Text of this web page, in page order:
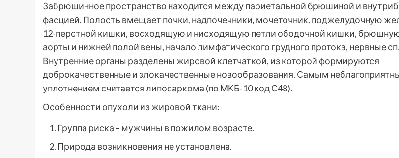
Забрюшинное пространство находится между париетальной брюшиной и
фасцией. Полость вмещает почки, надпочечники, мочеточник, поджелудочную
12-перстной кишки, восходящую и нисходящую петли ободочной кишки,
аорты и нижней полой вены, начало лимфатического грудного протока, нервные
Внутренние органы разделены жировой клетчаткой, из которой формируются
доброкачественные и злокачественные новообразования. Самым
уплотнением считается липосаркома (по МКБ-10 код С48).
Особенности опухоли из жировой ткани:
Группа риска – мужчины в пожилом возрасте.
Природа возникновения не установлена.